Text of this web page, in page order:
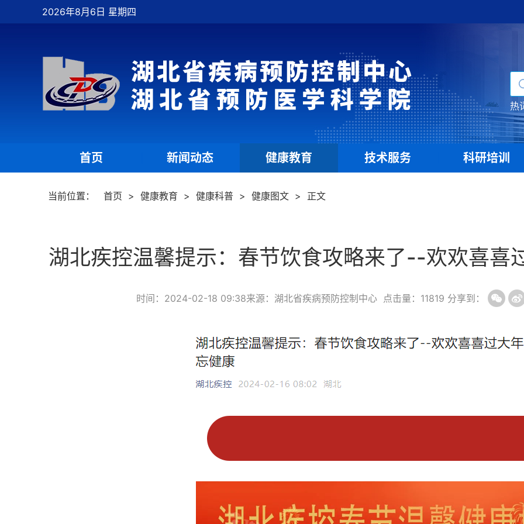
2026年8月6日 星期四
热
首页 新闻动态 健康教育 技术服务 科研培训
当前位置： 首页 > 健康教育 > 健康科普 > 健康图文 > 正文
湖北疾控温馨提示：春节饮食攻略来了--欢欢喜喜
时间：2024-02-18 09:38来源：湖北省疾病预防控制中心 点击量： 11819 分享到：